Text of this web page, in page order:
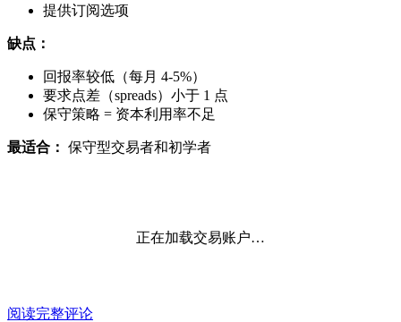
提供订阅选项
缺点：
回报率较低（每月 4-5%）
要求点差（spreads）小于 1 点
保守策略 = 资本利用率不足
最适合： 保守型交易者和初学者
正在加载交易账户…
阅读完整评论